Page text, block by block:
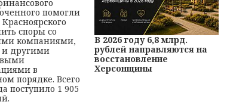
помогли
споры со
компаниями,
другими
в
порядке. Всего
поступило 1 905
В 2026 году 6,8 млрд.
рублей направляются на
восстановление
Херсонщины